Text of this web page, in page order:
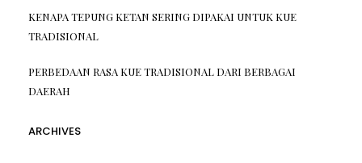
KENAPA TEPUNG KETAN SERING DIPAKAI UNTUK KUE
TRADISIONAL
PERBEDAAN RASA KUE TRADISIONAL DARI BERBAGAI
DAERAH
ARCHIVES